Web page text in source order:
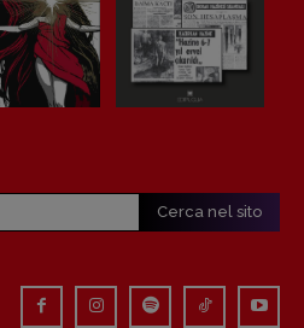
com]
Cerca nel sito